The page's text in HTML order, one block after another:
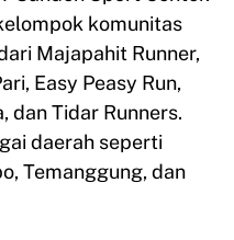
komunitas
Majapahit Runner,
Easy Peasy Run,
dan Tidar Runners.
daerah seperti
Temanggung, dan